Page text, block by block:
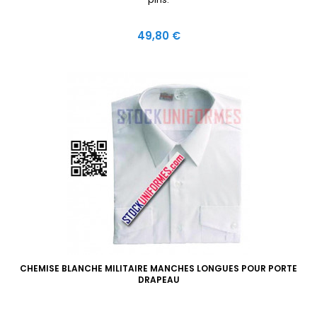
Prix
49,80 €
CHEMISE BLANCHE MILITAIRE MANCHES LONGUES POUR PORTE
DRAPEAU